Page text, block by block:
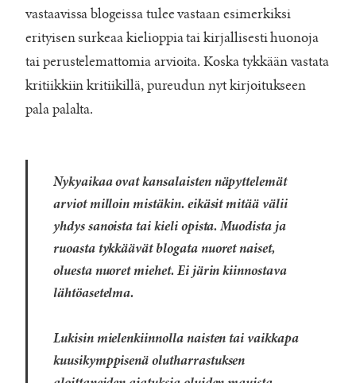
vastaavissa blogeissa tulee vastaan esimerkiksi
erityisen surkeaa kielioppia tai kirjallisesti huonoja
tai perustelemattomia arvioita. Koska tykkään vastata
kritiikkiin kritiikillä, pureudun nyt kirjoitukseen
pala palalta.
Nykyaikaa ovat kansalaisten näpyttelemät
arviot milloin mistäkin. eikäsit mitää välii
yhdys sanoista tai kieli opista. Muodista ja
ruoasta tykkäävät blogata nuoret naiset,
oluesta nuoret miehet. Ei järin kiinnostava
lähtöasetelma.
Lukisin mielenkiinnolla naisten tai vaikkapa
kuusikymppisenä olutharrastuksen